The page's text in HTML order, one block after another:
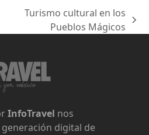
Turismo cultural en los
Pueblos Mágicos
InfoTravel nos
digital de